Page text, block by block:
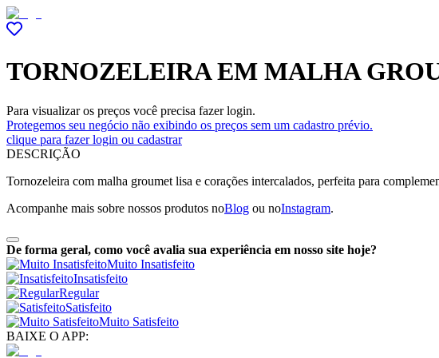
TORNOZELEIRA EM MALHA
Para visualizar os preços você precisa fazer login.
Protegemos seu negócio não exibindo os preços sem um cadastro prévio.
clique para fazer login ou cadastrar
DESCRIÇÃO
Tornozeleira com malha groumet lisa e corações intercalados, perfeita para
Acompanhe mais sobre nossos produtos noBlog ou noInstagram.
De forma geral, como você avalia sua experiência em nosso site hoje?
Muito Insatisfeito
Insatisfeito
Regular
Satisfeito
Muito Satisfeito
BAIXE O APP: